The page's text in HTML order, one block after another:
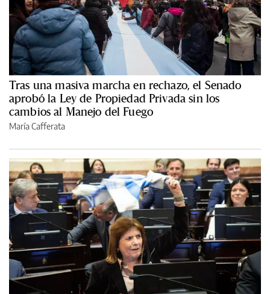
Tras una masiva marcha en rechazo, el Senado
aprobó la Ley de Propiedad Privada sin los
cambios al Manejo del Fuego
María Cafferata